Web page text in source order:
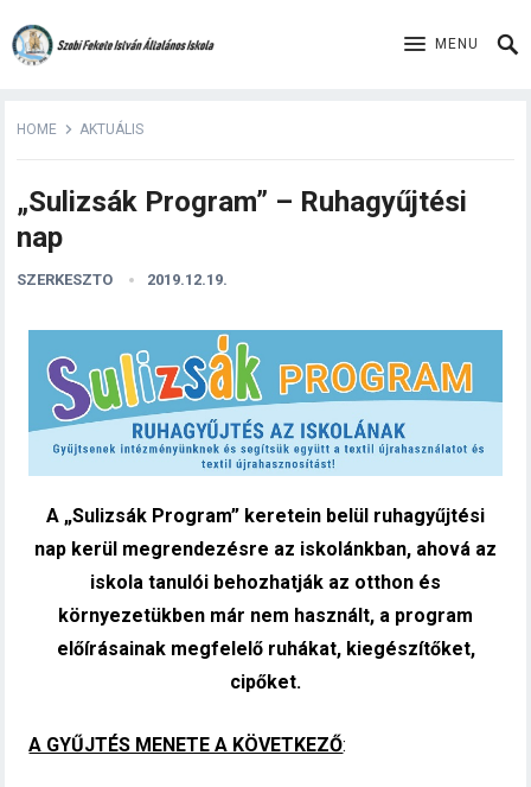
MENU
HOME AKTUÁLIS
„Sulizsák Program” – Ruhagyűjtési
nap
SZERKESZTO 2019.12.19.
A „Sulizsák Program” keretein belül ruhagyűjtési
nap kerül megrendezésre az iskolánkban, ahová az
iskola tanulói behozhatják az otthon és
környezetükben már nem használt, a program
előírásainak megfelelő ruhákat, kiegészítőket,
cipőket.
A GYŰJTÉS MENETE A KÖVETKEZŐ: